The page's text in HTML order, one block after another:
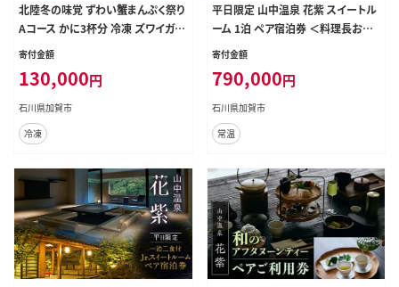
北陸冬の味覚 ずわい蟹まんぷく祭り
Aコース かに3杯分 冷凍 ズワイガニ
ずわい蟹 ずわいがに 蟹 かに カニ
海の幸 食品 復興 震災 コロナ 能登
半島地震復興支援 北陸新幹線 F6P-
1564
寄付金額
130,000円
石川県加賀市
冷凍
平日限定 山中温泉 花紫 スイートル
ーム 1泊 ペア宿泊券 ＜料理長おま
かせ懐石＞ 1泊2食付 平日 半露天
き 旅館 ホテル 旅行 観光 復興 震災
コロナ 能登半島地震復興支援 北陸
新幹線 F6P-2889
寄付金額
790,000円
石川県加賀市
常温